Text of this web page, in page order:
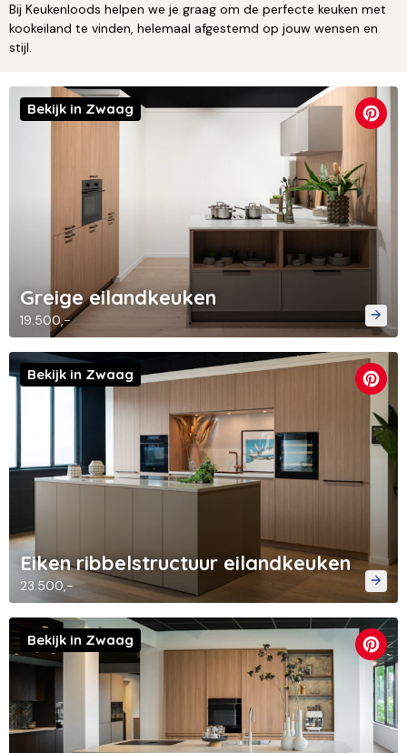
Bij Keukenloods helpen we je graag om de perfecte keuken met
kookeiland te vinden, helemaal afgestemd op jouw wensen en
stijl.
Greige eilandkeuken
19.500,-
Bekijk in Zwaag
Eiken ribbelstructuur eilandkeuken
23.500,-
Bekijk in Zwaag
Bekijk in Zwaag